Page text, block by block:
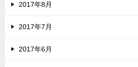
2017年8月
2017年7月
2017年6月